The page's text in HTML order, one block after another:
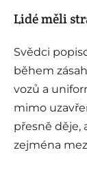
Lidé měli
Svědci
během
vozů a
mimo
přesně děje,
zejména